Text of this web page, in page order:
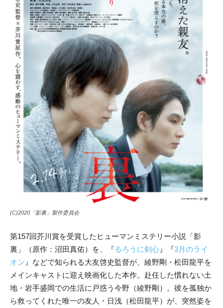
(C)2020「影裏」製作委員会
第157回芥川賞を受賞したヒューマンミステリー小説「影
裏」（原作：沼田真佑）を、『るろうに剣心 』『3月のライ
オン 』などで知られる大友啓史監督が、綾野剛・松田龍平を
メインキャストに迎え映画化した本作。赴任した慣れない土
地・岩手盛岡での生活に戸惑う今野（綾野剛）。彼を孤独か
ら救ってくれた唯一の友人・日浅（松田龍平）が、突然姿を